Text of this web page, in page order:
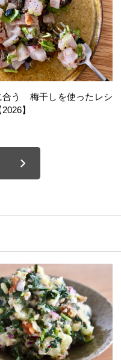
合う 梅干しを使ったレシ
】